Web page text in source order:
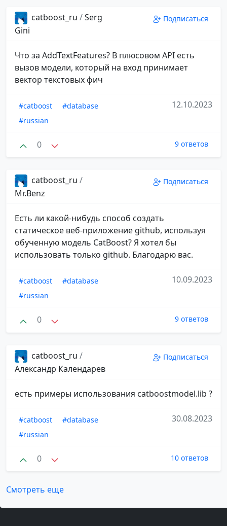
catboost_ru /Serg
Gini
Подписаться
Что за AddTextFeatures? В плюсовом API есть
вызов модели, который на вход принимает
вектор текстовых фич
#catboost
#database
#russian
12.10.2023
0 9 ответов
catboost_ru /
Mr.Benz
Подписаться
Есть ли какой-нибудь способ создать
статическое веб-приложение github, используя
обученную модель CatBoost? Я хотел бы
использовать только github. Благодарю вас.
#catboost
#database
#russian
10.09.2023
0 9 ответов
catboost_ru /
Александр Календарев
Подписаться
есть примеры использования catboostmodel.lib ?
#catboost
#database
#russian
30.08.2023
0 10 ответов
Смотреть еще